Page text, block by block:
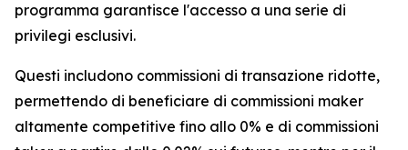
programma garantisce l'accesso a una serie di
privilegi esclusivi.
Questi includono commissioni di transazione ridotte,
permettendo di beneficiare di commissioni maker
altamente competitive fino allo 0% e di commissioni